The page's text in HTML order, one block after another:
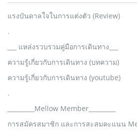
แรงบันดาลใจในการแต่งตัว (Review)
.
___ แหล่งรวบรวมคู่มือการเดินทาง___
ความรู้เกี่ยวกับการเดินทาง (บทความ)
ความรู้เกี่ยวกับการเดินทาง (youtube)
.
_________Mellow Member_________
การสมัครสมาชิก และการสะสมคะแนน